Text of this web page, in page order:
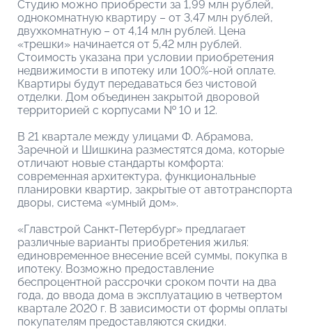
Студию можно приобрести за 1,99 млн рублей,
однокомнатную квартиру – от 3,47 млн рублей,
двухкомнатную – от 4,14 млн рублей. Цена
«трешки» начинается от 5,42 млн рублей.
Стоимость указана при условии приобретения
недвижимости в ипотеку или 100%-ной оплате.
Квартиры будут передаваться без чистовой
отделки. Дом объединен закрытой дворовой
территорией с корпусами № 10 и 12.
В 21 квартале между улицами Ф. Абрамова,
Заречной и Шишкина разместятся дома, которые
отличают новые стандарты комфорта:
современная архитектура, функциональные
планировки квартир, закрытые от автотранспорта
дворы, система «умный дом».
«Главстрой Санкт-Петербург» предлагает
различные варианты приобретения жилья:
единовременное внесение всей суммы, покупка в
ипотеку. Возможно предоставление
беспроцентной рассрочки сроком почти на два
года, до ввода дома в эксплуатацию в четвертом
квартале 2020 г. В зависимости от формы оплаты
покупателям предоставляются скидки.